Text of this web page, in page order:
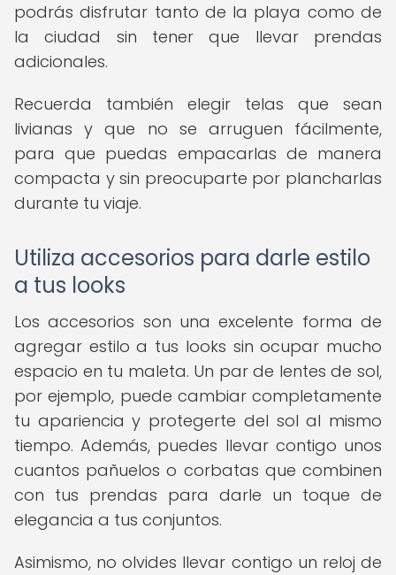
podrás disfrutar tanto de la playa como de
la ciudad sin tener que llevar prendas
adicionales.
Recuerda también elegir telas que sean
livianas y que no se arruguen fácilmente,
para que puedas empacarlas de manera
compacta y sin preocuparte por plancharlas
durante tu viaje.
Utiliza accesorios para darle estilo
a tus looks
Los accesorios son una excelente forma de
agregar estilo a tus looks sin ocupar mucho
espacio en tu maleta. Un par de lentes de sol,
por ejemplo, puede cambiar completamente
tu apariencia y protegerte del sol al mismo
tiempo. Además, puedes llevar contigo unos
cuantos pañuelos o corbatas que combinen
con tus prendas para darle un toque de
elegancia a tus conjuntos.
Asimismo, no olvides llevar contigo un reloj de